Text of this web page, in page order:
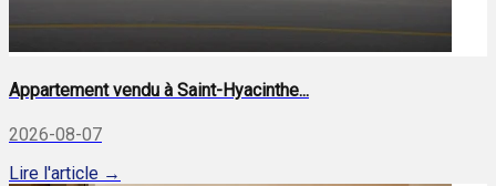
Appartement vendu à Saint-Hyacinthe...
2026-08-07
Lire l'article →